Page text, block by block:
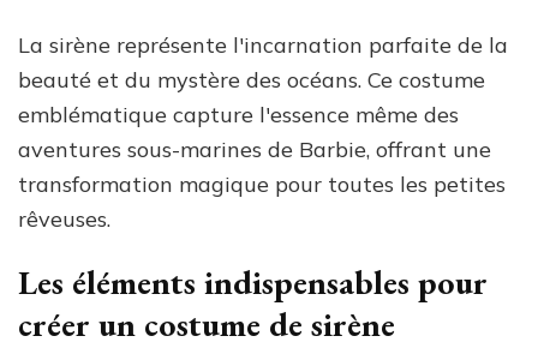
La sirène représente l'incarnation parfaite de la
beauté et du mystère des océans. Ce costume
emblématique capture l'essence même des
aventures sous-marines de Barbie, offrant une
transformation magique pour toutes les petites
rêveuses.
Les éléments indispensables pour
créer un costume de sirène